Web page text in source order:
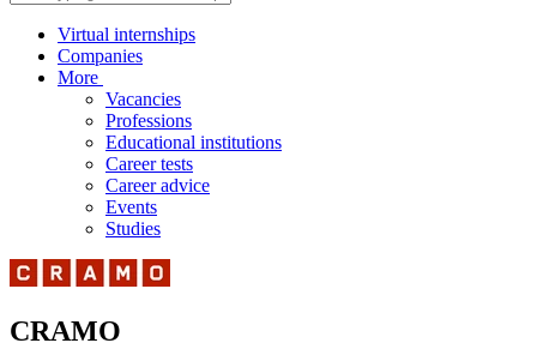
Virtual internships
Companies
More
Vacancies
Professions
Educational institutions
Career tests
Career advice
Events
Studies
CRAMO